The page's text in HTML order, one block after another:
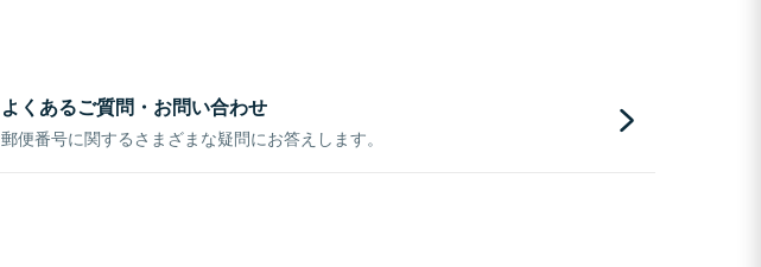
よくあるご質問・お問い合わせ
郵便番号に関するさまざまな疑問にお答えします。